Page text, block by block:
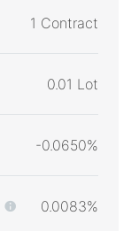
1 Contract
0.01 Lot
-0.0650%
0.0083%